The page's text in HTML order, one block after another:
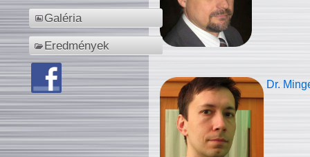
Galéria
Eredmények
Dr.